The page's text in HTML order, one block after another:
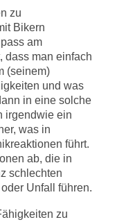
zu
Bikern
am
dass man einfach
(seinem)
und was
in eine solche
irgendwie ein
was in
führt.
ab, die in
schlechten
Unfall führen.
zu